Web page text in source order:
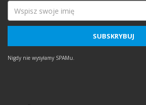
Nigdy nie wysyłamy SPAMu.